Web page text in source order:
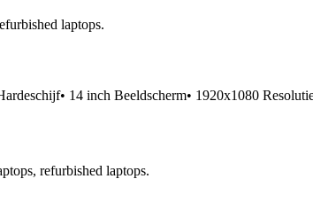
laptops.
14 inch Beeldscherm• 1920x1080
refurbished laptops.